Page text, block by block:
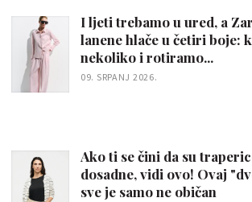
I ljeti trebamo u ured, a
lanene hlače u četiri boje:
nekoliko i rotiramo...
09. SRPANJ 2026.
Ako ti se čini da su
dosadne, vidi ovo! Ovaj
sve je samo ne običan